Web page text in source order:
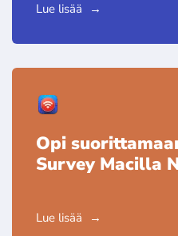
Lue lisää
Opi
Survey Macilla
Lue lisää